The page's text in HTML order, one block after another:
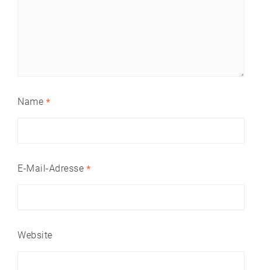
Name *
E-Mail-Adresse *
Website